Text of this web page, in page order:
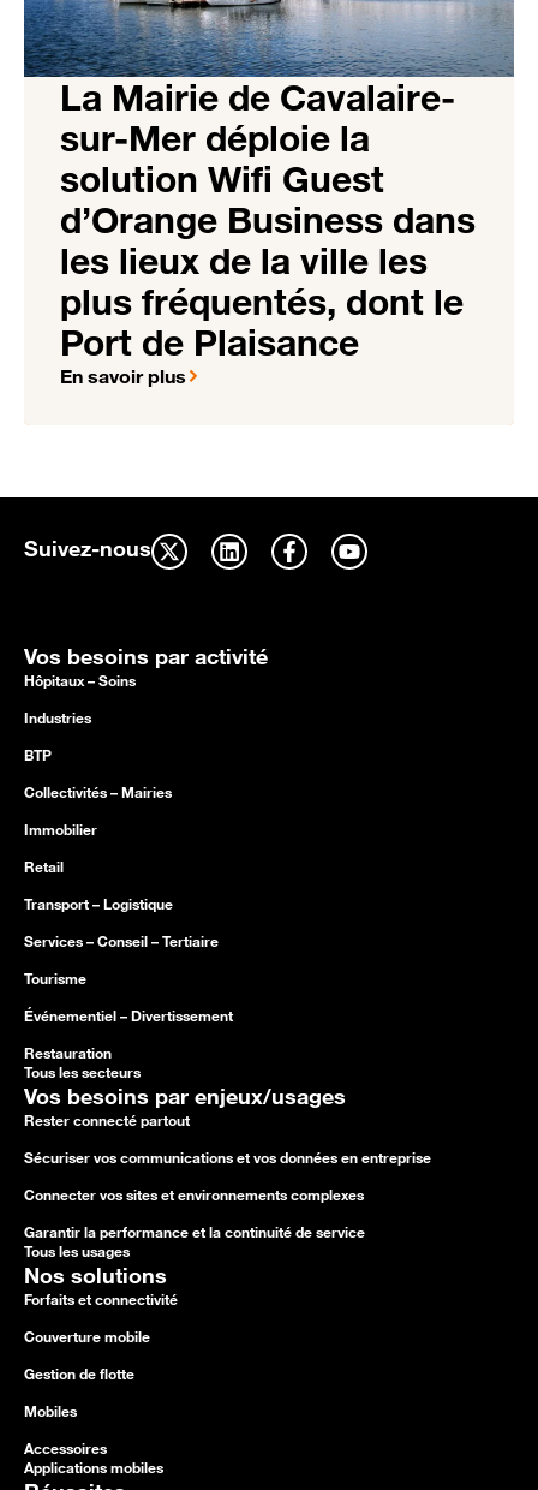
La Mairie de Cavalaire-
sur-Mer déploie la
solution Wifi Guest
d’Orange Business dans
les lieux de la ville les
plus fréquentés, dont le
Port de Plaisance
En savoir plus
Suivez-nous
Vos besoins par activité
Hôpitaux – Soins
Industries
BTP
Collectivités – Mairies
Immobilier
Retail
Transport – Logistique
Services – Conseil – Tertiaire
Tourisme
Événementiel – Divertissement
Restauration
Tous les secteurs
Vos besoins par enjeux/usages
Rester connecté partout
Sécuriser vos communications et vos données en entreprise
Connecter vos sites et environnements complexes
Garantir la performance et la continuité de service
Tous les usages
Nos solutions
Forfaits et connectivité
Couverture mobile
Gestion de flotte
Mobiles
Accessoires
Applications mobiles